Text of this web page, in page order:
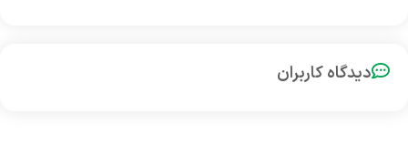
دیدگاه کاربران